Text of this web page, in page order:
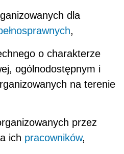
dla
,
o charakterze
ogólnodostępnym i
na terenie
przez
ich pracowników,